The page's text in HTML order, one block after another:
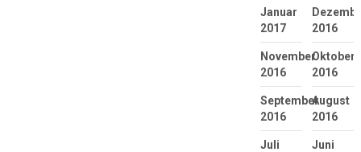
Januar
2017
2016
November
2016
Oktober
2016
September
2016
August
2016
Juli
Juni